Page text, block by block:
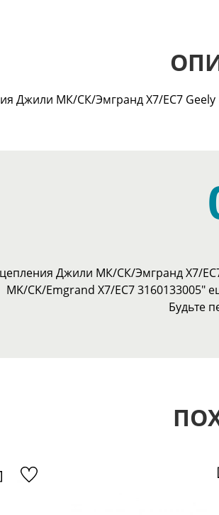
Джили МК/СК/Эмгранд Х7/ЕС7 Geely
Джили МК/СК/Эмгранд Х7/
MK/CK/Emgrand X7/EC7 3160133005"
Будьте